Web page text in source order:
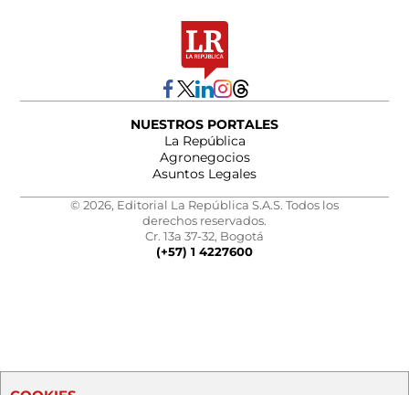
NUESTROS PORTALES
La República
Agronegocios
Asuntos Legales
© 2026, Editorial La República S.A.S. Todos los
derechos reservados.
Cr. 13a 37-32, Bogotá
(+57) 1 4227600